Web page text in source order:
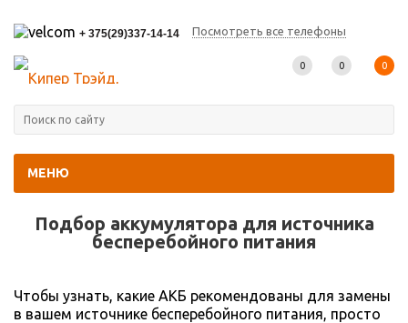
+ 375(29)337-14-14 Посмотреть все телефоны
МЕНЮ
0 0 0
Подбор аккумулятора для источника
беcперебойного питания
Чтобы узнать, какие АКБ рекомендованы для замены
в вашем источнике бесперебойного питания, просто